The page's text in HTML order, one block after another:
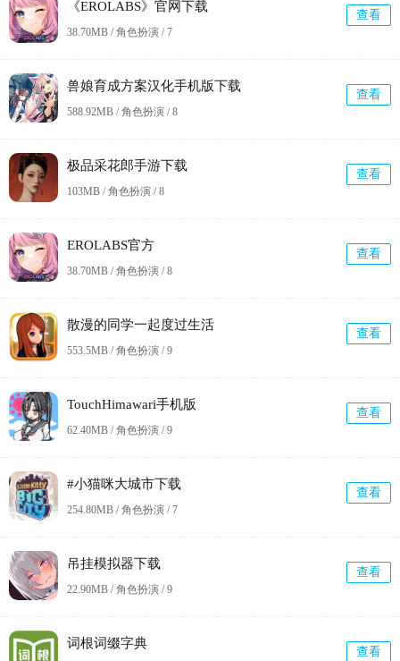
《EROLABS》官网下载
38.70MB / 角色扮演 /7
查看
兽娘育成方案汉化手机版下载
588.92MB / 角色扮演 /8
查看
极品采花郎手游下载
103MB / 角色扮演 /8
查看
EROLABS官方
38.70MB / 角色扮演 /8
查看
散漫的同学一起度过生活
553.5MB / 角色扮演 /9
查看
TouchHimawari手机版
62.40MB / 角色扮演 /9
查看
#小猫咪大城市下载
254.80MB / 角色扮演 /7
查看
吊挂模拟器下载
22.90MB / 角色扮演 /9
查看
词根词缀字典
查看